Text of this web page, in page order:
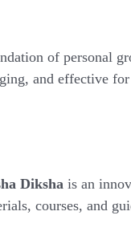
of personal
and effective
Diksha is an
courses, and